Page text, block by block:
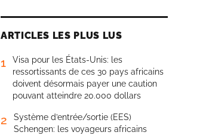
ARTICLES LES PLUS LUS
1
Visa pour les États-Unis: les
ressortissants de ces 30 pays africains
doivent désormais payer une caution
pouvant atteindre 20.000 dollars
2
Système d’entrée/sortie (EES)
Schengen: les voyageurs africains